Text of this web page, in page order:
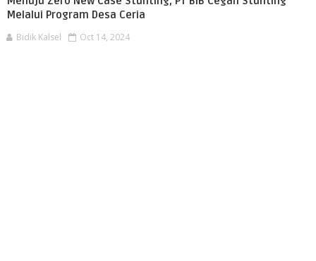
Melalui Program Desa Ceria
Bidik Kalsel Oct 14, 2024